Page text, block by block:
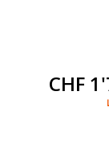
CHF